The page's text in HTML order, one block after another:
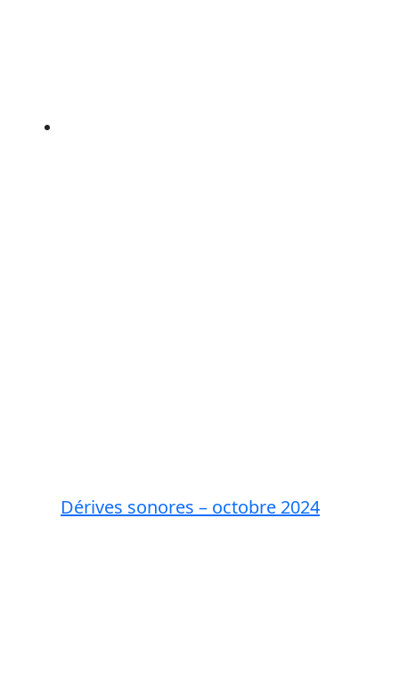
Dérives sonores – octobre 2024